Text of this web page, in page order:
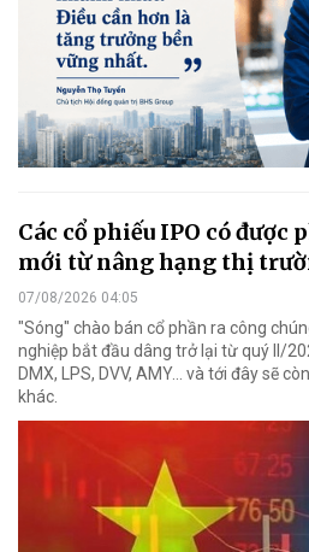
Các cổ phiếu IPO có được
mới từ nâng hạng thị
07/08/2026 04:05
"Sóng" chào bán cổ phần ra công
nghiệp bắt đầu dâng trở lại từ quý II/
DMX, LPS, DVV, AMY... và tới đây sẽ
khác.